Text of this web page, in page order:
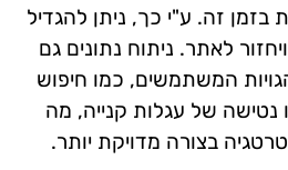
בזמן זה. ע"י כך, ניתן להגדיל
לאתר. ניתוח נתונים גם
המשתמשים, כמו חיפוש
נטישה של עגלות קנייה, מה
בצורה מדויקת יותר.